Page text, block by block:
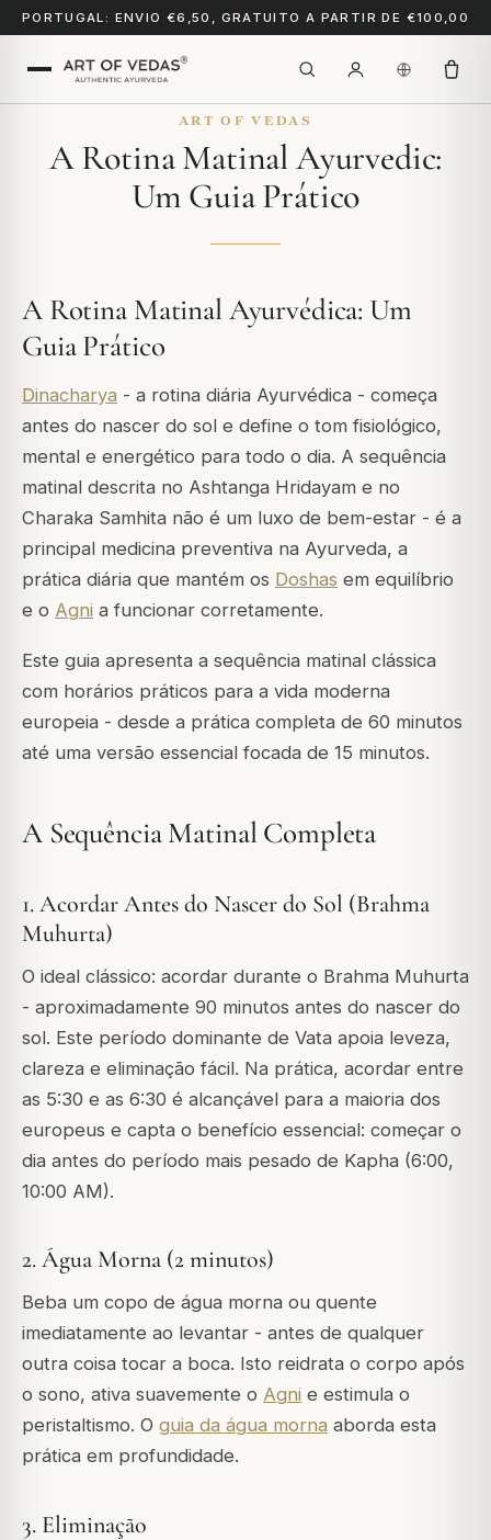
PORTUGAL: ENVIO €6,50, GRATUITO A PARTIR DE €100,00
ART OF VEDAS
A Rotina Matinal Ayurvedic:
Um Guia Prático
A Rotina Matinal Ayurvédica: Um
Guia Prático
Dinacharya - a rotina diária Ayurvédica - começa
antes do nascer do sol e define o tom fisiológico,
mental e energético para todo o dia. A sequência
matinal descrita no Ashtanga Hridayam e no
Charaka Samhita não é um luxo de bem-estar - é a
principal medicina preventiva na Ayurveda, a
prática diária que mantém os Doshas em equilíbrio
e o Agni a funcionar corretamente.
Este guia apresenta a sequência matinal clássica
com horários práticos para a vida moderna
europeia - desde a prática completa de 60 minutos
até uma versão essencial focada de 15 minutos.
A Sequência Matinal Completa
1. Acordar Antes do Nascer do Sol (Brahma
Muhurta)
O ideal clássico: acordar durante o Brahma Muhurta
- aproximadamente 90 minutos antes do nascer do
sol. Este período dominante de Vata apoia leveza,
clareza e eliminação fácil. Na prática, acordar entre
as 5:30 e as 6:30 é alcançável para a maioria dos
europeus e capta o benefício essencial: começar o
dia antes do período mais pesado de Kapha (6:00,
10:00 AM).
2. Água Morna (2 minutos)
Beba um copo de água morna ou quente
imediatamente ao levantar - antes de qualquer
outra coisa tocar a boca. Isto reidrata o corpo após
o sono, ativa suavemente o Agni e estimula o
peristaltismo. O guia da água morna aborda esta
prática em profundidade.
3. Eliminação